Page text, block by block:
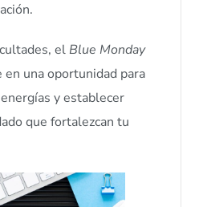
elBlue Monday
una oportunidad para
y establecer
que fortalezcan tu